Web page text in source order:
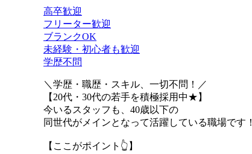
高卒歓迎
フリーター歓迎
ブランクOK
未経験・初心者も歓迎
学歴不問
＼学歴・職歴・スキル、一切不問！／
【20代・30代の若手を積極採用中★】
今いるスタッフも、40歳以下の
同世代がメインとなって活躍している職場です！
【ここがポイント👆】